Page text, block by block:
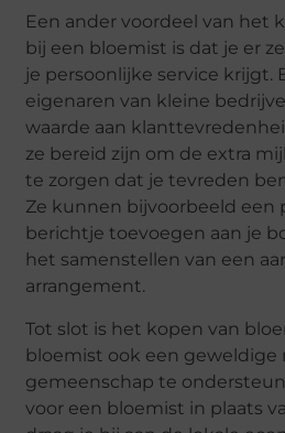
Een ander voordeel van het
bij een bloemist is dat je er
je persoonlijke service krijgt.
eigenaren van kleine
waarde aan
ze bereid zijn om de extra
te zorgen dat je tevreden
Ze kunnen bijvoorbeeld een
berichtje toevoegen aan je
het samenstellen van een
arrangement.
Tot slot is het kopen van
bloemist ook een geweldige
gemeenschap te
voor een bloemist in plaats